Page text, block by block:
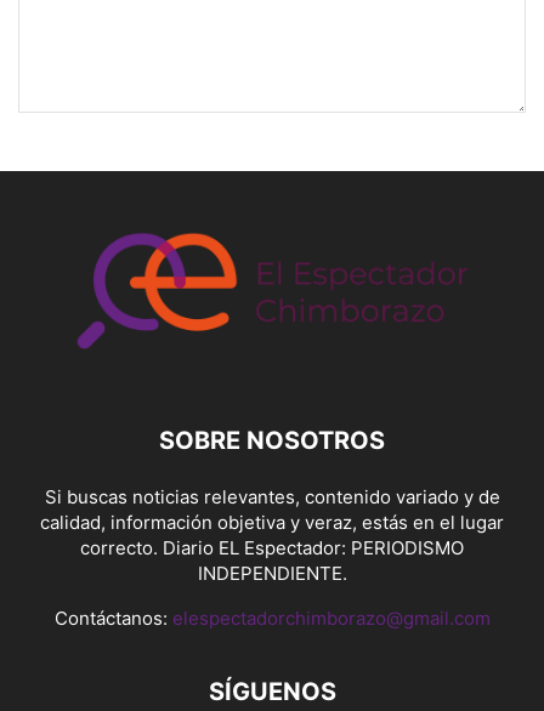
SOBRE NOSOTROS
Si buscas noticias relevantes, contenido variado y de
calidad, información objetiva y veraz, estás en el lugar
correcto. Diario EL Espectador: PERIODISMO
INDEPENDIENTE.
Contáctanos: elespectadorchimborazo@gmail.com
SÍGUENOS